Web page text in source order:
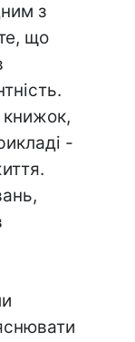
з
що
книжок,
-